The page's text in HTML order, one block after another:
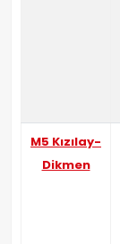
M5 Kızılay-
Dikmen